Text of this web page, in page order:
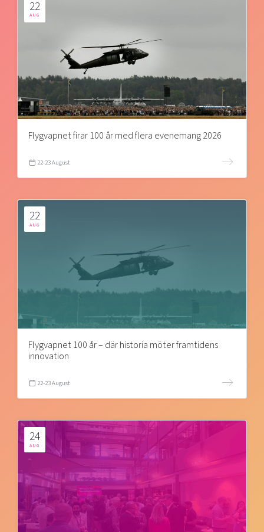
22
AUG
Flygvapnet firar 100 år med flera evenemang 2026
22-23 August
22
AUG
Flygvapnet 100 år – där historia möter framtidens
innovation
22-23 August
24
AUG